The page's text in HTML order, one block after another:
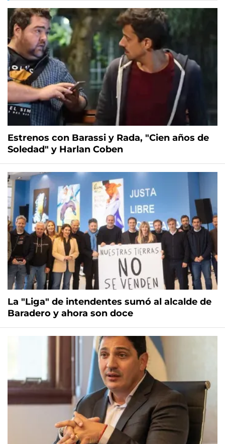
Estrenos con Barassi y Rada, "Cien años de
Soledad" y Harlan Coben
La "Liga" de intendentes sumó al alcalde de
Baradero y ahora son doce